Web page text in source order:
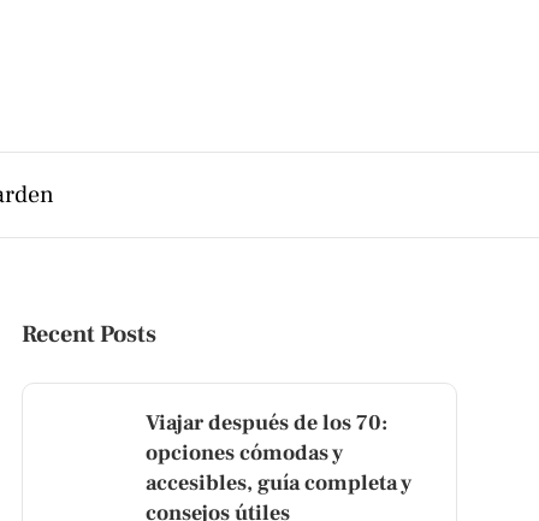
Recent Posts
Viajar después de los 70:
opciones cómodas y
accesibles, guía completa y
consejos útiles